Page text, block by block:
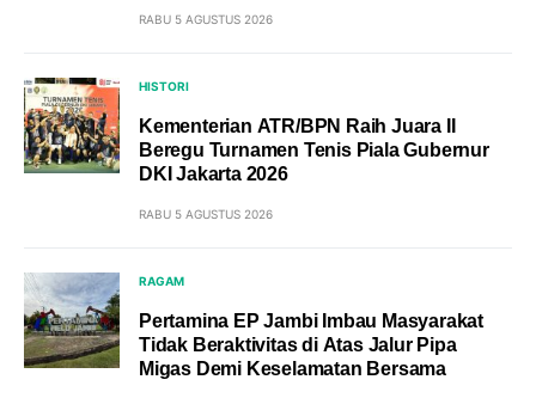
RABU 5 AGUSTUS 2026
HISTORI
Kementerian ATR/BPN Raih Juara II
Beregu Turnamen Tenis Piala Gubernur
DKI Jakarta 2026
RABU 5 AGUSTUS 2026
RAGAM
Pertamina EP Jambi Imbau Masyarakat
Tidak Beraktivitas di Atas Jalur Pipa
Migas Demi Keselamatan Bersama